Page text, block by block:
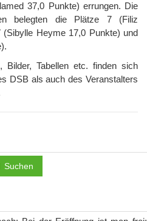
37,0 Punkte) errungen. Die
belegten die Plätze 7 (Filiz
Heyme 17,0 Punkte) und
Bilder, Tabellen etc. finden sich
DSB als auch des Veranstalters
Suchen